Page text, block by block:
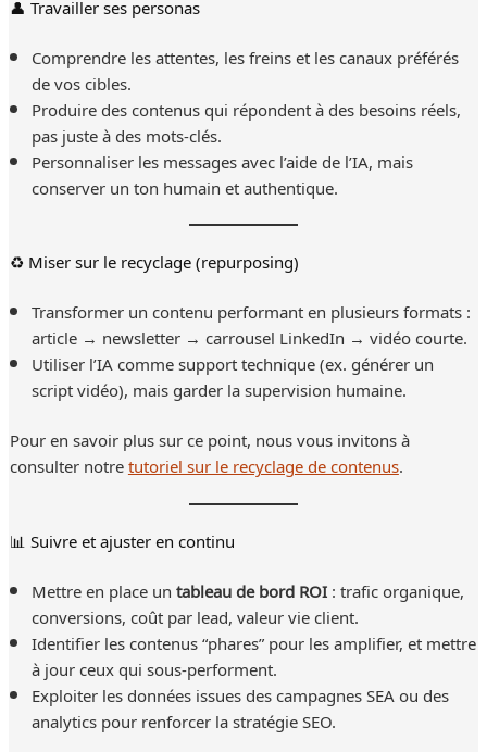
👤 Travailler ses personas
Comprendre les attentes, les freins et les canaux préférés
de vos cibles.
Produire des contenus qui répondent à des besoins réels,
pas juste à des mots-clés.
Personnaliser les messages avec l’aide de l’IA, mais
conserver un ton humain et authentique.
♻️ Miser sur le recyclage (repurposing)
Transformer un contenu performant en plusieurs formats :
article → newsletter → carrousel LinkedIn → vidéo courte.
Utiliser l’IA comme support technique (ex. générer un
script vidéo), mais garder la supervision humaine.
Pour en savoir plus sur ce point, nous vous invitons à
consulter notretutoriel sur le recyclage de contenus.
📊 Suivre et ajuster en continu
Mettre en place untableau de bord ROI: trafic organique,
conversions, coût par lead, valeur vie client.
Identifier les contenus “phares” pour les amplifier, et mettre
à jour ceux qui sous-performent.
Exploiter les données issues des campagnes SEA ou des
analytics pour renforcer la stratégie SEO.